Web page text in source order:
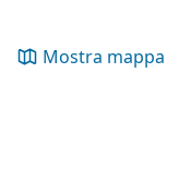
Mostra mappa